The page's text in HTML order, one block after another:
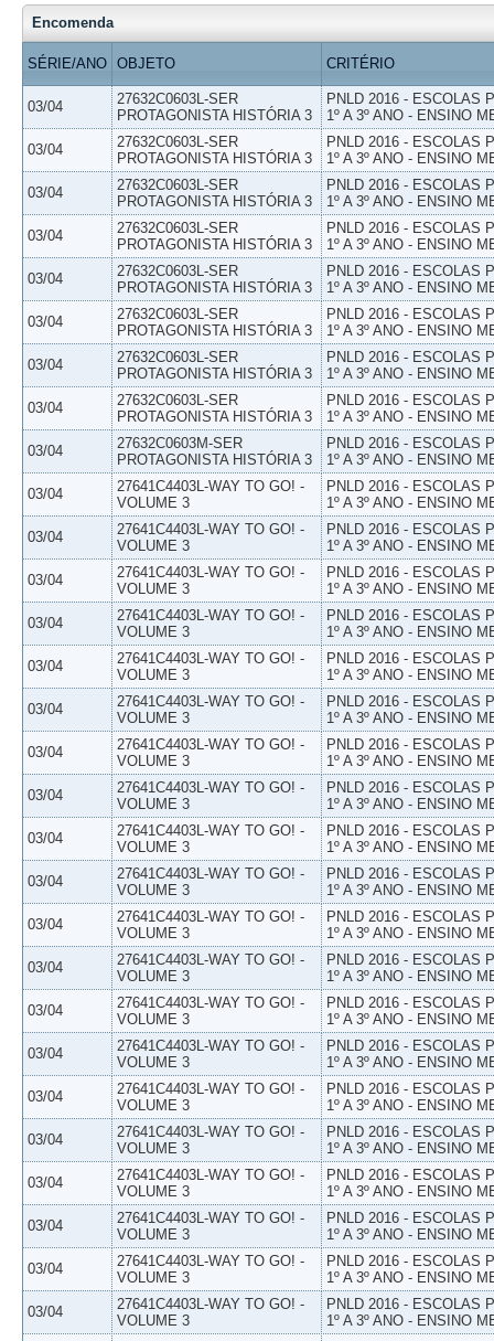
Encomenda
SÉRIE/ANO OBJETO CRITÉRIO
03/04
27632C0603L-SER
PROTAGONISTA HISTÓRIA 3
PNLD 2016 - ESCOLAS
1º A 3º ANO - ENSINO
03/04
27632C0603L-SER
PROTAGONISTA HISTÓRIA 3
PNLD 2016 - ESCOLAS
1º A 3º ANO - ENSINO
03/04
27632C0603L-SER
PROTAGONISTA HISTÓRIA 3
PNLD 2016 - ESCOLAS
1º A 3º ANO - ENSINO
03/04
27632C0603L-SER
PROTAGONISTA HISTÓRIA 3
PNLD 2016 - ESCOLAS
1º A 3º ANO - ENSINO
03/04
27632C0603L-SER
PROTAGONISTA HISTÓRIA 3
PNLD 2016 - ESCOLAS
1º A 3º ANO - ENSINO
03/04
27632C0603L-SER
PROTAGONISTA HISTÓRIA 3
PNLD 2016 - ESCOLAS
1º A 3º ANO - ENSINO
03/04
27632C0603L-SER
PROTAGONISTA HISTÓRIA 3
PNLD 2016 - ESCOLAS
1º A 3º ANO - ENSINO
03/04
27632C0603L-SER
PROTAGONISTA HISTÓRIA 3
PNLD 2016 - ESCOLAS
1º A 3º ANO - ENSINO
03/04
27632C0603M-SER
PROTAGONISTA HISTÓRIA 3
PNLD 2016 - ESCOLAS
1º A 3º ANO - ENSINO
03/04
27641C4403L-WAY TO GO! -
VOLUME 3
PNLD 2016 - ESCOLAS
1º A 3º ANO - ENSINO
03/04
27641C4403L-WAY TO GO! -
VOLUME 3
PNLD 2016 - ESCOLAS
1º A 3º ANO - ENSINO
03/04
27641C4403L-WAY TO GO! -
VOLUME 3
PNLD 2016 - ESCOLAS
1º A 3º ANO - ENSINO
03/04
27641C4403L-WAY TO GO! -
VOLUME 3
PNLD 2016 - ESCOLAS
1º A 3º ANO - ENSINO
03/04
27641C4403L-WAY TO GO! -
VOLUME 3
PNLD 2016 - ESCOLAS
1º A 3º ANO - ENSINO
03/04
27641C4403L-WAY TO GO! -
VOLUME 3
PNLD 2016 - ESCOLAS
1º A 3º ANO - ENSINO
03/04
27641C4403L-WAY TO GO! -
VOLUME 3
PNLD 2016 - ESCOLAS
1º A 3º ANO - ENSINO
03/04
27641C4403L-WAY TO GO! -
VOLUME 3
PNLD 2016 - ESCOLAS
1º A 3º ANO - ENSINO
03/04
27641C4403L-WAY TO GO! -
VOLUME 3
PNLD 2016 - ESCOLAS
1º A 3º ANO - ENSINO
03/04
27641C4403L-WAY TO GO! -
VOLUME 3
PNLD 2016 - ESCOLAS
1º A 3º ANO - ENSINO
03/04
27641C4403L-WAY TO GO! -
VOLUME 3
PNLD 2016 - ESCOLAS
1º A 3º ANO - ENSINO
03/04
27641C4403L-WAY TO GO! -
VOLUME 3
PNLD 2016 - ESCOLAS
1º A 3º ANO - ENSINO
03/04
27641C4403L-WAY TO GO! -
VOLUME 3
PNLD 2016 - ESCOLAS
1º A 3º ANO - ENSINO
03/04
27641C4403L-WAY TO GO! -
VOLUME 3
PNLD 2016 - ESCOLAS
1º A 3º ANO - ENSINO
03/04
27641C4403L-WAY TO GO! -
VOLUME 3
PNLD 2016 - ESCOLAS
1º A 3º ANO - ENSINO
03/04
27641C4403L-WAY TO GO! -
VOLUME 3
PNLD 2016 - ESCOLAS
1º A 3º ANO - ENSINO
03/04
27641C4403L-WAY TO GO! -
VOLUME 3
PNLD 2016 - ESCOLAS
1º A 3º ANO - ENSINO
03/04
27641C4403L-WAY TO GO! -
VOLUME 3
PNLD 2016 - ESCOLAS
1º A 3º ANO - ENSINO
03/04
27641C4403L-WAY TO GO! -
VOLUME 3
PNLD 2016 - ESCOLAS
1º A 3º ANO - ENSINO
03/04
27641C4403L-WAY TO GO! -
VOLUME 3
PNLD 2016 - ESCOLAS
1º A 3º ANO - ENSINO